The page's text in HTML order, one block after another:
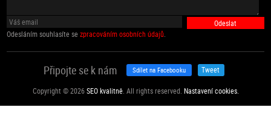
Odesláním souhlasíte sezpracováním osobních údajů.
Připojte se k nám Sdílet na Facebooku Tweet
Copyright © 2026SEO kvalitně. All rights reserved. Nastavení cookies.